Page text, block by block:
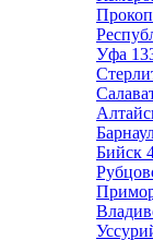
Уфа
Бийск